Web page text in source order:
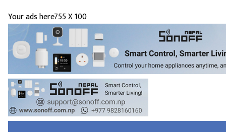
Your ads here755 X 100